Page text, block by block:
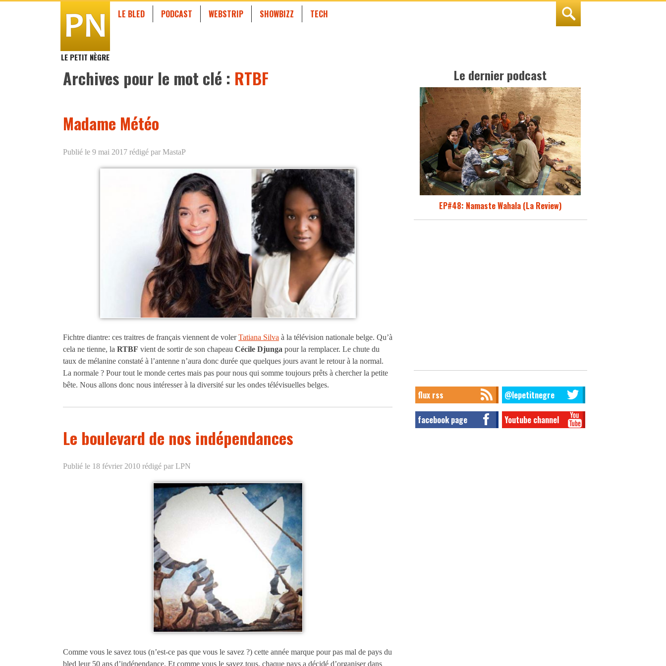
LE PETIT NÈGRE
LE BLED PODCAST WEBSTRIP SHOWBIZZ TECH
Archives pour le mot clé : RTBF
Madame Météo
Publié le 9 mai 2017 rédigé par MastaP
Fichtre diantre: ces traitres de français viennent de volerTatiana Silva à la télévision nationale belge. Qu’à
cela ne tienne, la RTBF vient de sortir de son chapeau Cécile Djunga pour la remplacer. Le chute du
taux de mélanine constaté à l’antenne n’aura donc durée que quelques jours avant le retour à la normal.
La normale ? Pour tout le monde certes mais pas pour nous qui somme toujours prêts à chercher la petite
bête. Nous allons donc nous intéresser à la diversité sur les ondes télévisuelles belges.
Le boulevard de nos indépendances
Publié le 18 février 2010 rédigé par LPN
Comme vous le savez tous (n’est-ce pas que vous le savez ?) cette année marque pour pas mal de pays du
bled leur 50 ans d’indépendance. Et comme vous le savez tous, chaque pays a décidé d’organiser dans
Le dernier podcast
EP#48: Namaste Wahala (La Review)
flux rss @lepetitnegre
facebook page Youtube channel